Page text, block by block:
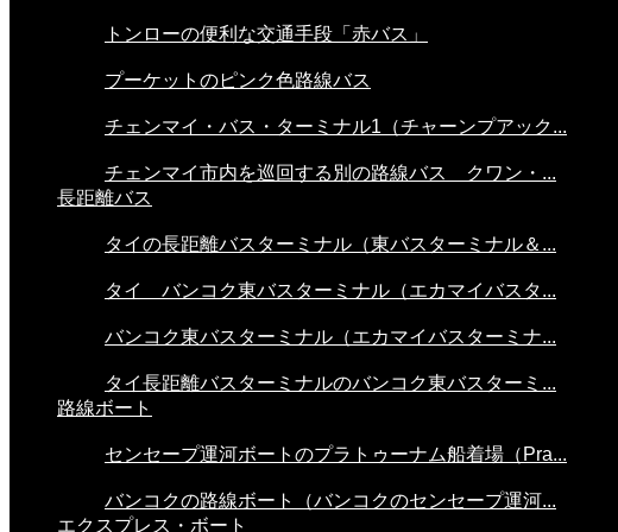
トンローの便利な交通手段「赤バス」
プーケットのピンク色路線バス
チェンマイ・バス・ターミナル1（チャーンプアック...
チェンマイ市内を巡回する別の路線バス クワン・...
長距離バス
タイの長距離バスターミナル（東バスターミナル＆...
タイ バンコク東バスターミナル（エカマイバスタ...
バンコク東バスターミナル（エカマイバスターミナ...
タイ長距離バスターミナルのバンコク東バスターミ...
路線ボート
センセープ運河ボートのプラトゥーナム船着場（Pra...
バンコクの路線ボート（バンコクのセンセープ運河...
エクスプレス・ボート